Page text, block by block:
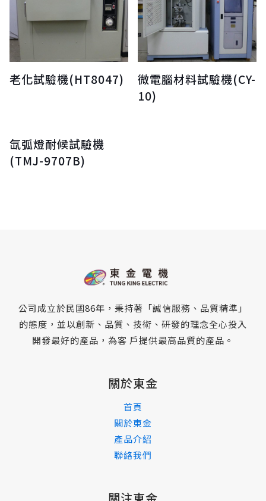
老化試驗機(HT8047)
微電腦材料試驗機(CY-
10)
氙弧燈耐候試驗機
(TMJ-9707B)
公司成立於民國86年，秉持著「誠信服務、品質精準」
的態度，並以創新、品質、技術、研發的理念全心投入
開發最好的產品，為客 戶提供最高品質的產品。
關於東金
首頁
關於東金
產品介紹
聯絡我們